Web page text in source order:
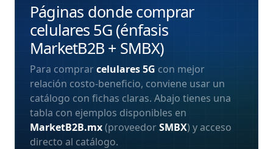
Páginas donde comprar
celulares 5G (énfasis
MarketB2B + SMBX)
Para comprarcelulares 5G con mejor
relación costo-beneficio, conviene usar un
catálogo con fichas claras. Abajo tienes una
tabla con ejemplos disponibles en
MarketB2B.mx(proveedorSMBX) y acceso
directo al catálogo.